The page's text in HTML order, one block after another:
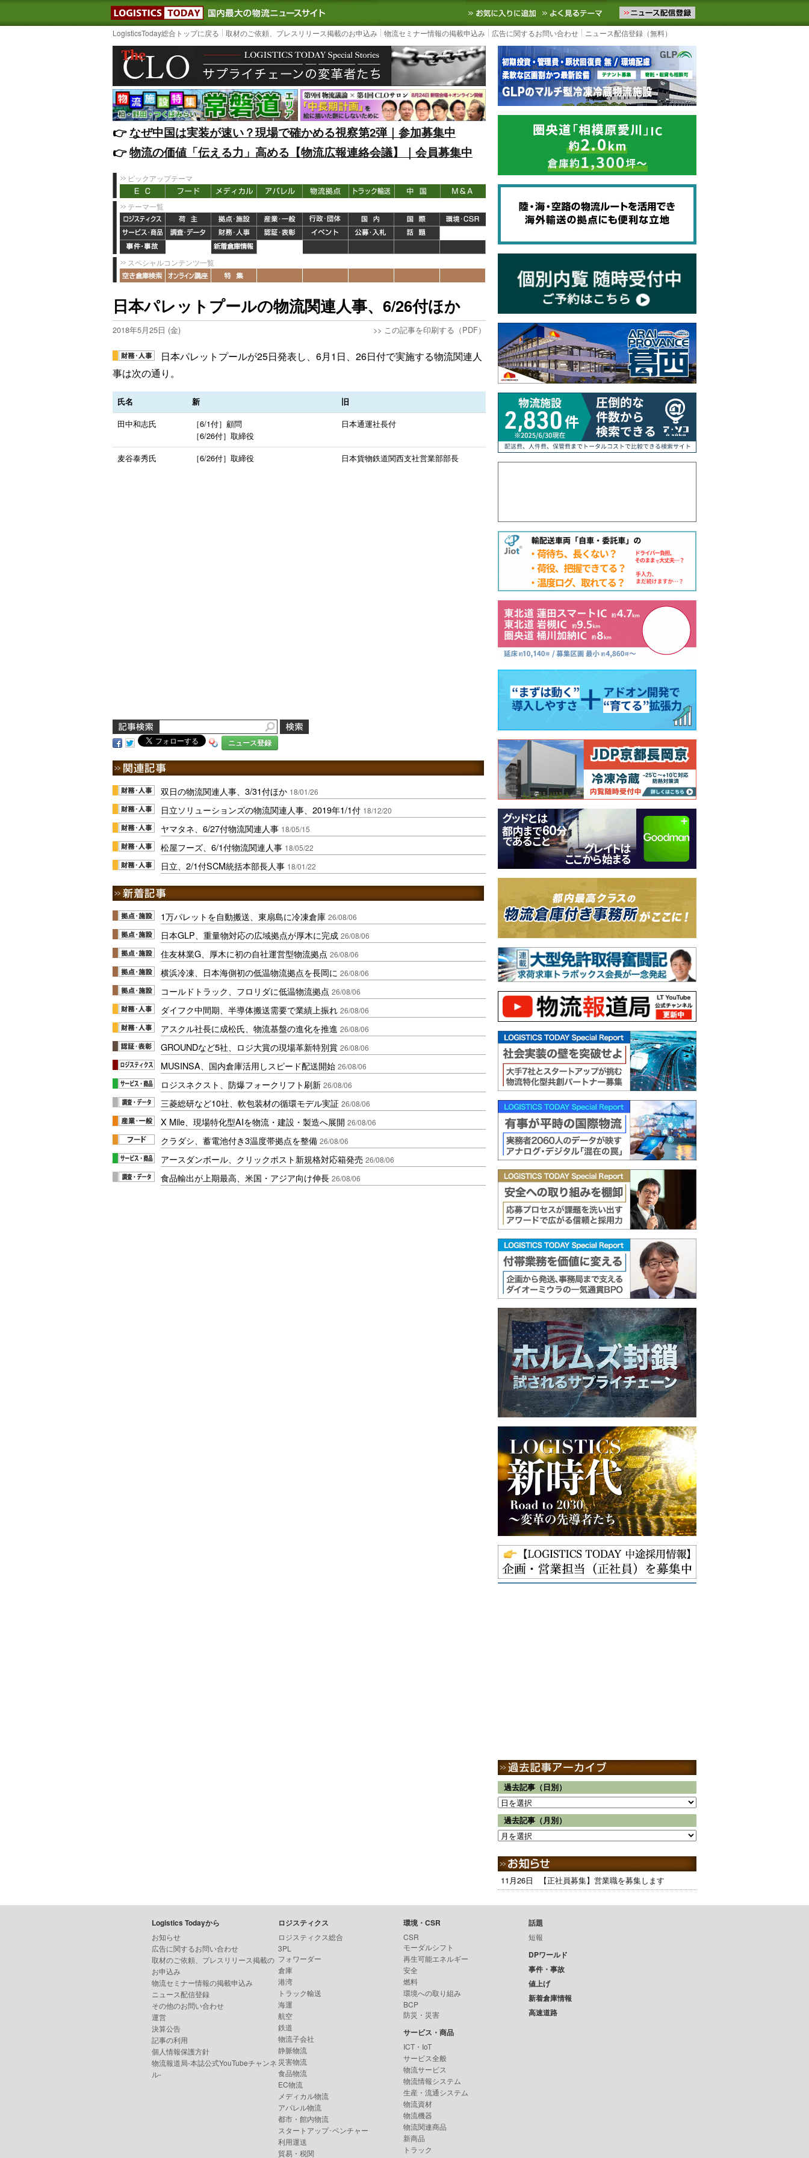
LOGISTICS TODAY｜国内最大の物流ニュースサイト3PL, SCMなど国内外の最新の物流ニュースをお届けします。物流ニュースメール配信を登録す
お気に入りに追加 よく見るテーマ
LogisticsToday総合トップに戻る 取材のご依頼、プレスリリース掲載のお申込み 物流セミナー情報の掲載申込み 広告に関するお問い合わせ ニュース配信登録（無料）
👉️なぜ中国は実装が速い？現場で確かめる視察第2弾｜参加募集中
👉️物流の価値「伝える力」高める【物流広報連絡会議】｜会員募集中
ピックアップテーマ
テーマ一覧
スペシャルコンテンツ一覧
日本パレットプールの物流関連人事、6/26付ほか
2018年5月25日 (金) >> この記事を印刷する（PDF）
日本パレットプールが25日発表し、6月1日、26日付で実施する物流関連人
事は次の通り。
氏名 新 旧
田中和志氏
［6/1付］顧問
［6/26付］取締役
日本通運社長付
麦谷泰秀氏 ［6/26付］取締役 日本貨物鉄道関西支社営業部部長
ニュース登録
双日の物流関連人事、3/31付ほか 18/01/26
日立ソリューションズの物流関連人事、2019年1/1付 18/12/20
ヤマタネ、6/27付物流関連人事 18/05/15
松屋フーズ、6/1付物流関連人事 18/05/22
日立、2/1付SCM統括本部長人事 18/01/22
1万パレットを自動搬送、東扇島に冷凍倉庫 26/08/06
日本GLP、重量物対応の広域拠点が厚木に完成 26/08/06
住友林業G、厚木に初の自社運営型物流拠点 26/08/06
横浜冷凍、日本海側初の低温物流拠点を長岡に 26/08/06
コールドトラック、フロリダに低温物流拠点 26/08/06
ダイフク中間期、半導体搬送需要で業績上振れ 26/08/06
アスクル社長に成松氏、物流基盤の進化を推進 26/08/06
GROUNDなど5社、ロジ大賞の現場革新特別賞 26/08/06
MUSINSA、国内倉庫活用しスピード配送開始 26/08/06
ロジスネクスト、防爆フォークリフト刷新 26/08/06
三菱総研など10社、軟包装材の循環モデル実証 26/08/06
X Mile、現場特化型AIを物流・建設・製造へ展開 26/08/06
クラダシ、蓄電池付き3温度帯拠点を整備 26/08/06
アースダンボール、クリックポスト新規格対応箱発売 26/08/06
食品輸出が上期最高、米国・アジア向け伸長 26/08/06
過去記事（日別）
過去記事（月別）
11月26日 【正社員募集】営業職を募集します
Logistics Todayから
お知らせ
広告に関するお問い合わせ
取材のご依頼、プレスリリース掲載の
お申込み
物流セミナー情報の掲載申込み
ニュース配信登録
その他のお問い合わせ
運営
決算公告
記事の利用
個人情報保護方針
物流報道局-本誌公式YouTubeチャンネ
ル-
ロジスティクス
ロジスティクス総合
3PL
フォワーダー
倉庫
港湾
トラック輸送
海運
航空
鉄道
物流子会社
静脈物流
災害物流
食品物流
EC物流
メディカル物流
アパレル物流
都市・館内物流
スタートアップ･ベンチャー
利用運送
貿易・税関
環境・CSR
CSR
モーダルシフト
再生可能エネルギー
安全
燃料
環境への取り組み
BCP
防災・災害
サービス・商品
ICT・IoT
サービス全般
物流サービス
物流情報システム
生産・流通システム
物流資材
物流機器
物流関連商品
新商品
トラック
話題
短報
DPワールド
事件・事故
値上げ
新着倉庫情報
高速道路